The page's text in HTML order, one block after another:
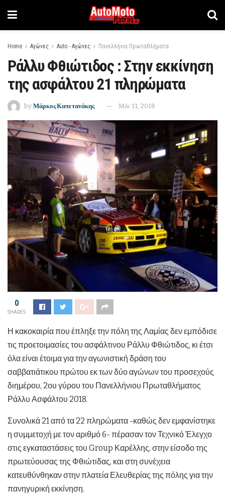
Home Αγώνες Auto - Αγώνες Πανελλήνια Πρωταθλήματα
Ράλλυ Φθιώτιδος : Στην εκκίνηση
της ασφάλτου 21 πληρώματα
by Μάρκος Καπετανάκης Μάι 11, 2018
0
SHARES
Η κακοκαιρία που έπληξε την πόλη της Λαμίας δεν εμπόδισε
τις προετοιμασίες του ασφάλτινου Ράλλυ Φθιώτιδος, κι έτσι
όλα είναι έτοιμα για την αγωνιστική δράση του
σαββατιάτικου πρώτου εκ των δύο αγώνων του προσεχούς
διημέρου, 2ου γύρου του Πανελλήνιου Πρωταθλήματος
Ράλλυ Ασφάλτου 2018.
Συνολικά 21 από τα 22 πληρώματα -καθώς δεν εμφανίστηκε
η συμμετοχή με τον αριθμό 6- πέρασαν τον Τεχνικό Έλεγχο
στις εγκαταστάσεις του Group Καρέλλης, στην είσοδο της
πρωτεύουσας της Φθιώτιδας, και στη συνέχεια
κατευθύνθηκαν στην πλατεία Ελευθερίας της πόλης για την
πανηγυρική εκκίνηση.